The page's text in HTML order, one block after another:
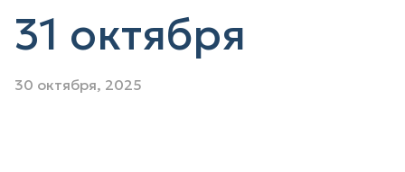
31 октября
30 октября, 2025